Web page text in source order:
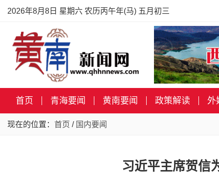
2026年8月8日 星期六 农历丙午年(马) 五月初三
首页 青海要闻 黄南要闻 政策解读 外
现在的位置： 首页 / 国内要闻
习近平主席贺信